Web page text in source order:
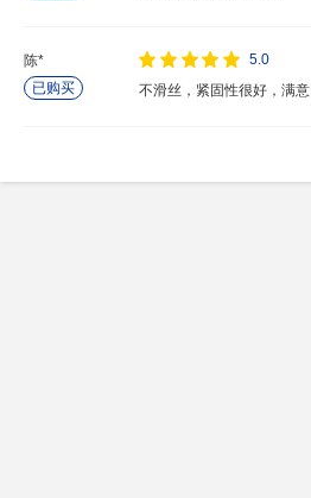
陈*
已购买
5.0
不滑丝，紧固性很好，满意